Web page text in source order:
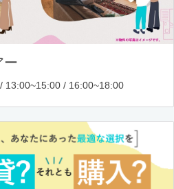
ー
13:00~15:00 / 16:00~18:00